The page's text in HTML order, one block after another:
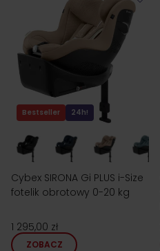
Bestseller 24h!
Cybex SIRONA Gi PLUS i-Size
fotelik obrotowy 0-20 kg
1 295,00 zł
ZOBACZ